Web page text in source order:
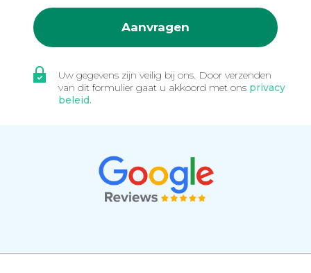
Aanvragen
Uw gegevens zijn veilig bij ons. Door verzenden
van dit formulier gaat u akkoord met ons privacy
beleid.